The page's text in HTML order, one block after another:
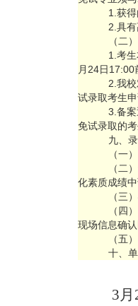
1.获
2.具
（二
1.考
月24日17:00
2.我
试录取考生
3.备
免试录取的
九、
（一
（二
化素质成绩
（三
（四
现场信息确
（五
十、
3月